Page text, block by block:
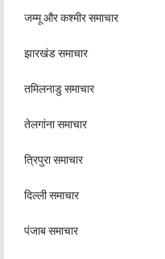
जम्मू और कश्मीर समाचार
झारखंड समाचार
तमिलनाडु समाचार
तेलगांना समाचार
त्रिपुरा समाचार
दिल्ली समाचार
पंजाब समाचार